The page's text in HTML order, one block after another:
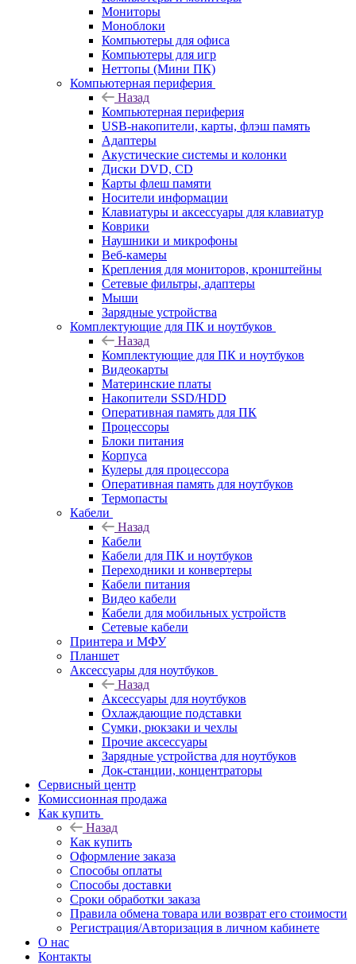
Мониторы
Моноблоки
Компьютеры для офиса
Компьютеры для игр
Неттопы (Мини ПК)
Компьютерная периферия
Назад
Компьютерная периферия
USB-накопители, карты, флэш память
Адаптеры
Акустические системы и колонки
Диски DVD, CD
Карты флеш памяти
Носители информации
Клавиатуры и аксессуары для клавиатур
Коврики
Наушники и микрофоны
Веб-камеры
Крепления для мониторов, кронштейны
Сетевые фильтры, адаптеры
Мыши
Зарядные устройства
Комплектующие для ПК и ноутбуков
Назад
Комплектующие для ПК и ноутбуков
Видеокарты
Материнские платы
Накопители SSD/HDD
Оперативная память для ПК
Процессоры
Блоки питания
Корпуса
Кулеры для процессора
Оперативная память для ноутбуков
Термопасты
Кабели
Назад
Кабели
Кабели для ПК и ноутбуков
Переходники и конвертеры
Кабели питания
Видео кабели
Кабели для мобильных устройств
Сетевые кабели
Принтера и МФУ
Планшет
Аксессуары для ноутбуков
Назад
Аксессуары для ноутбуков
Охлаждающие подставки
Сумки, рюкзаки и чехлы
Прочие аксессуары
Зарядные устройства для ноутбуков
Док-станции, концентраторы
Сервисный центр
Комиссионная продажа
Как купить
Назад
Как купить
Оформление заказа
Способы оплаты
Способы доставки
Сроки обработки заказа
Правила обмена товара или возврат его стоимости
Регистрация/Авторизация в личном кабинете
О нас
Контакты